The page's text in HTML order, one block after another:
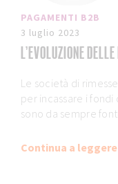
PAGAMENTI B2B
3 luglio 2023
L’EVOLUZIONE
Le società di
per incassare i
sono da sempre
Continua a leggere